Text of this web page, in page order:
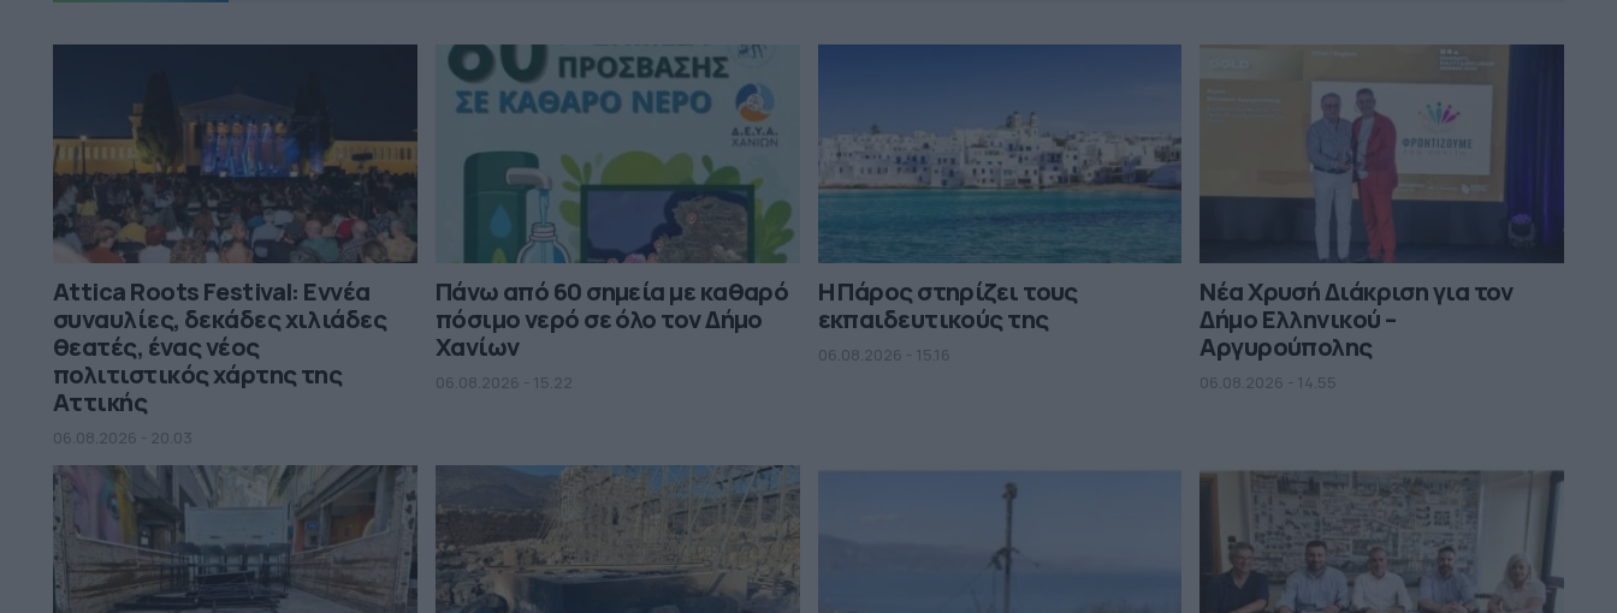
Attica Roots Festival: Εννέα
συναυλίες, δεκάδες χιλιάδες
θεατές, ένας νέος
πολιτιστικός χάρτης της
Αττικής
06.08.2026 - 20.03
Πάνω από 60 σημεία με καθαρό
πόσιμο νερό σε όλο τον Δήμο
Χανίων
06.08.2026 - 15.22
Η Πάρος στηρίζει τους
εκπαιδευτικούς της
06.08.2026 - 15.16
Νέα Χρυσή Διάκριση για τον
Δήμο Ελληνικού –
Αργυρούπολης
06.08.2026 - 14.55